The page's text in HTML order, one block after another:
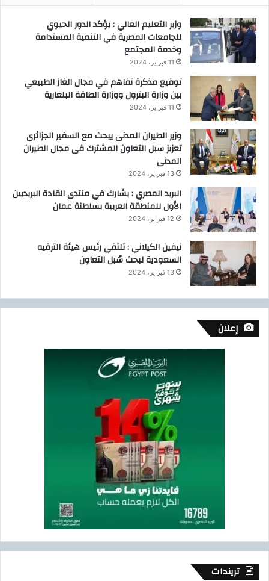
وزير التعليم العالي : يؤكد الدور الحيوي
للجامعات المصرية في التنمية المستدامة
وخدمة المجتمع
11 فبراير، 2024
توقيع مذكرة تفاهم في مجال الغاز الطبيعي
بين وزارة البترول ووزارة الطاقة البلغارية
11 فبراير، 2024
وزير الطيران المدنى يبحث مع السفير الجزائرى
تعزيز سبل التعاون المشترك فى مجال الطيران
المدنى
13 فبراير، 2024
البريد المصري : يشارك في منتدى القادة البريديين
الأول للمنطقة العربية بسلطنة عمان
12 فبراير، 2024
نيفين الكيلاني : تلتقي رئيس هيئة الترفيه
السعودية لبحث سُبل التعاون
13 فبراير، 2024
إعلان
تريندات